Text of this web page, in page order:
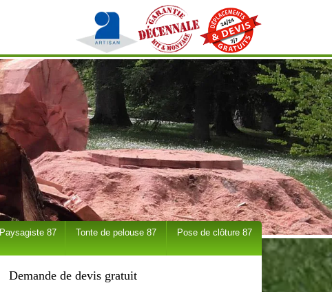
Paysagiste 87 Tonte de pelouse 87 Pose de clôture 87
Demande de devis gratuit